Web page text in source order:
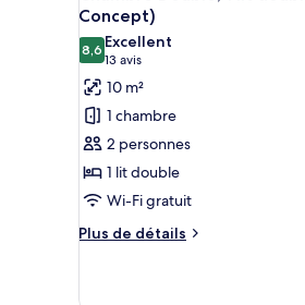
les
chambres
toutes
les
photos
pour
ce
type
de
chambre :
Chambre
Double,
Concept)
8,68,6 sur 10
Excellent
13 avis
(13 avis)
10 m²
1 chambre
2 personnes
1 lit double
Wi-Fi gratuit
Plus de détails
Plus